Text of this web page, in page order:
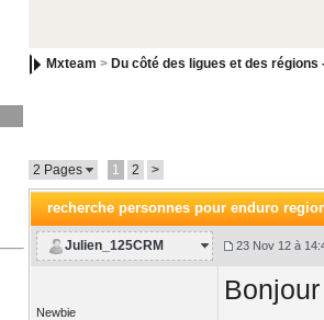
Mxteam > Du côté des ligues et des régions
2 Pages 1 2 >
recherche personnes pour enduro
Julien_125CRM 23 Nov 12 à
Newbie